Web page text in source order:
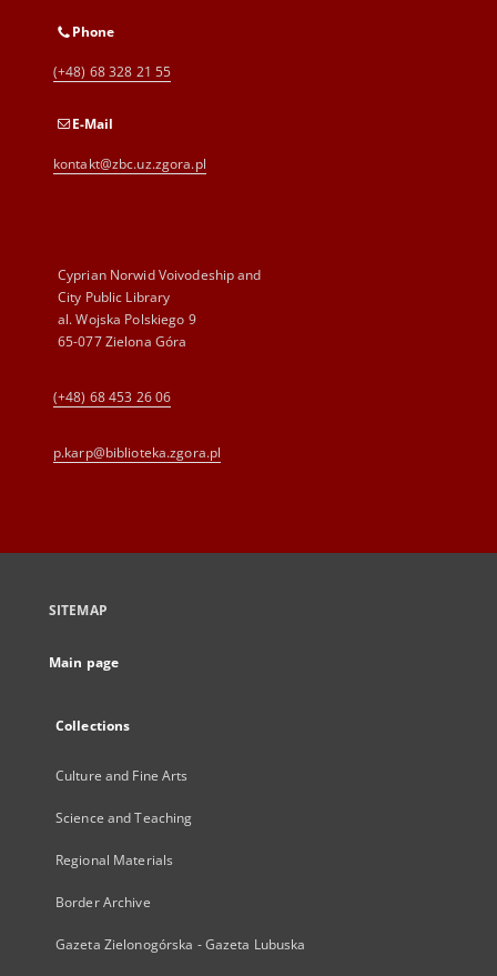
Phone
(+48) 68 328 21 55
E-Mail
kontakt@zbc.uz.zgora.pl
Cyprian Norwid Voivodeship and
City Public Library
al. Wojska Polskiego 9
65-077 Zielona Góra
(+48) 68 453 26 06
p.karp@biblioteka.zgora.pl
SITEMAP
Main page
Collections
Culture and Fine Arts
Science and Teaching
Regional Materials
Border Archive
Gazeta Zielonogórska - Gazeta Lubuska